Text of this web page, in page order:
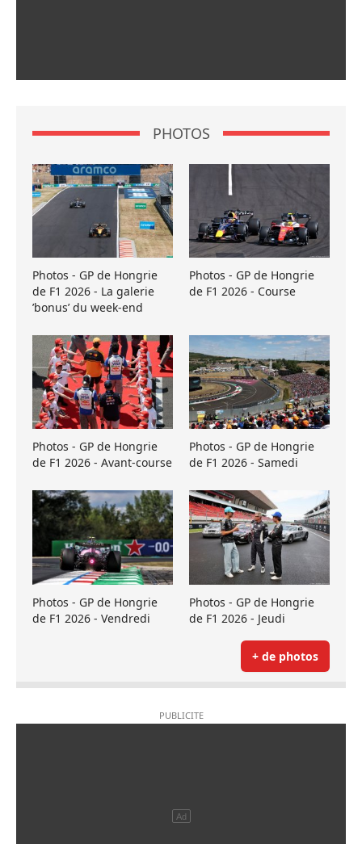
PHOTOS
Photos - GP de Hongrie
de F1 2026 - La galerie
’bonus’ du week-end
Photos - GP de Hongrie
de F1 2026 - Course
Photos - GP de Hongrie
de F1 2026 - Avant-course
Photos - GP de Hongrie
de F1 2026 - Samedi
Photos - GP de Hongrie
de F1 2026 - Vendredi
Photos - GP de Hongrie
de F1 2026 - Jeudi
+ de photos